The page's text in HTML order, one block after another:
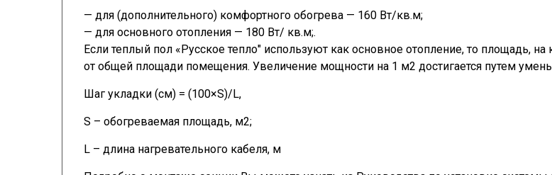
— для (дополнительного) комфортного обогрева — 160 Вт/кв.м;
— для основного отопления — 180 Вт/ кв.м;.
Если теплый пол «Русское тепло" используют как основное отопление, то площадь,
от общей площади помещения. Увеличение мощности на 1 м2 достигается путем
Шаг укладки (см) = (100×S)/L,
S – обогреваемая площадь, м2;
L – длина нагревательного кабеля, м